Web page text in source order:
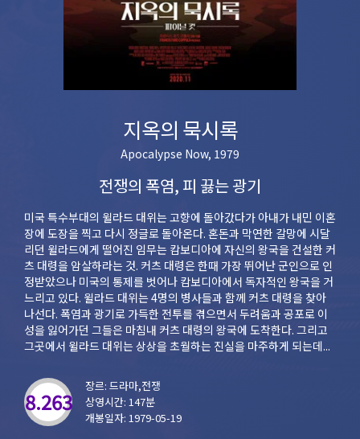
지옥의 묵시록
Apocalypse Now, 1979
전쟁의 폭염, 피 끓는 광기
미국 특수부대의 윌라드 대위는 고향에 돌아갔다가 아내가 내민 이혼
장에 도장을 찍고 다시 정글로 돌아온다. 혼돈과 막연한 갈망에 시달
리던 윌라드에게 떨어진 임무는 캄보디아에 자신의 왕국을 건설한 커
츠 대령을 암살하라는 것. 커츠 대령은 한때 가장 뛰어난 군인으로 인
정받았으나 미국의 통제를 벗어나 캄보디아에서 독자적인 왕국을 거
느리고 있다. 윌라드 대위는 4명의 병사들과 함께 커츠 대령을 찾아
나선다. 폭염과 광기로 가득한 전투를 겪으면서 두려움과 공포로 이
성을 잃어가던 그들은 마침내 커츠 대령의 왕국에 도착한다. 그리고
그곳에서 윌라드 대위는 상상을 초월하는 진실을 마주하게 되는데...
8.263
장르: 드라마,전쟁
상영시간: 147분
개봉일자: 1979-05-19